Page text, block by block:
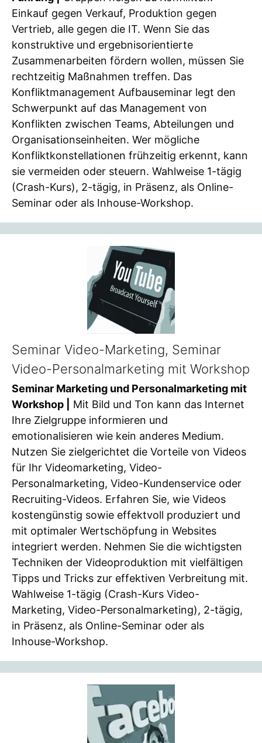
Einkauf gegen Verkauf, Produktion gegen
Vertrieb, alle gegen die IT. Wenn Sie das
konstruktive und ergebnisorientierte
Zusammenarbeiten fördern wollen, müssen Sie
rechtzeitig Maßnahmen treffen. Das
Konfliktmanagement Aufbauseminar legt den
Schwerpunkt auf das Management von
Konflikten zwischen Teams, Abteilungen und
Organisationseinheiten. Wer mögliche
Konfliktkonstellationen frühzeitig erkennt, kann
sie vermeiden oder steuern. Wahlweise 1-tägig
(Crash-Kurs), 2-tägig, in Präsenz, als Online-
Seminar oder als Inhouse-Workshop.
Seminar Video-Marketing, Seminar
Video-Personalmarketing mit Workshop
Seminar Marketing und Personalmarketing mit
Workshop |
Mit Bild und Ton kann das Internet
Ihre Zielgruppe informieren und
emotionalisieren wie kein anderes Medium.
Nutzen Sie zielgerichtet die Vorteile von Videos
für Ihr Videomarketing, Video-
Personalmarketing, Video-Kundenservice oder
Recruiting-Videos. Erfahren Sie, wie Videos
kostengünstig sowie effektvoll produziert und
mit optimaler Wertschöpfung in Websites
integriert werden. Nehmen Sie die wichtigsten
Techniken der Videoproduktion mit vielfältigen
Tipps und Tricks zur effektiven Verbreitung mit.
Wahlweise 1-tägig (Crash-Kurs Video-
Marketing, Video-Personalmarketing), 2-tägig,
in Präsenz, als Online-Seminar oder als
Inhouse-Workshop.